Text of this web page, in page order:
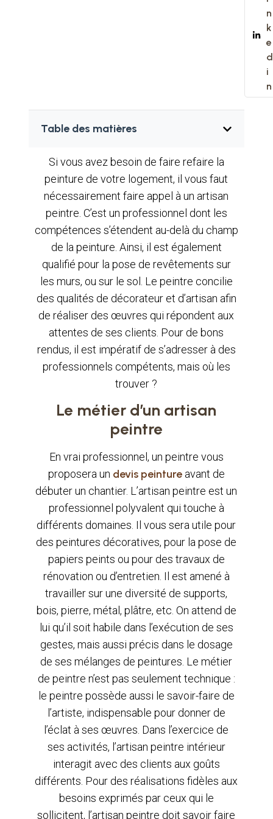
n
k
e
d
i
n
Table des matières
Si vous avez besoin de faire refaire la
peinture de votre logement, il vous faut
nécessairement faire appel à un artisan
peintre. C’est un professionnel dont les
compétences s’étendent au-delà du champ
de la peinture. Ainsi, il est également
qualifié pour la pose de revêtements sur
les murs, ou sur le sol. Le peintre concilie
des qualités de décorateur et d’artisan afin
de réaliser des œuvres qui répondent aux
attentes de ses clients. Pour de bons
rendus, il est impératif de s’adresser à des
professionnels compétents, mais où les
trouver ?
Le métier d’un artisan
peintre
En vrai professionnel, un peintre vous
proposera un devis peintureavant de
débuter un chantier. L’artisan peintre est un
professionnel polyvalent qui touche à
différents domaines. Il vous sera utile pour
des peintures décoratives, pour la pose de
papiers peints ou pour des travaux de
rénovation ou d’entretien. Il est amené à
travailler sur une diversité de supports,
bois, pierre, métal, plâtre, etc. On attend de
lui qu’il soit habile dans l’exécution de ses
gestes, mais aussi précis dans le dosage
de ses mélanges de peintures. Le métier
de peintre n’est pas seulement technique :
le peintre possède aussi le savoir-faire de
l’artiste, indispensable pour donner de
l’éclat à ses œuvres. Dans l’exercice de
ses activités, l’artisan peintre intérieur
interagit avec des clients aux goûts
différents. Pour des réalisations fidèles aux
besoins exprimés par ceux qui le
sollicitent, l’artisan peintre doit savoir faire